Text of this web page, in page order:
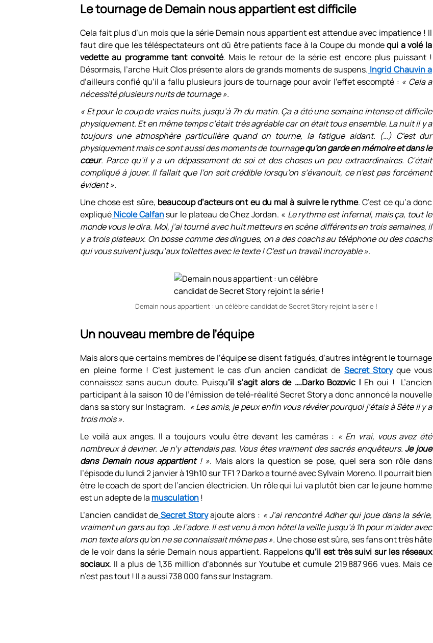
Le tournage de Demain nous appartient est difficile
Cela fait plus d’un mois que la série Demain nous appartient est attendue avec impatience ! Il
faut dire que les téléspectateurs ont dû être patients face à la Coupe du mondequi a volé la
vedette au programme tant convoité. Mais le retour de la série est encore plus puissant !
Désormais, l’arche Huit Clos présente alors de grands moments de suspens. Ingrid Chauvin a
d’ailleurs confié qu’il a fallu plusieurs jours de tournage pour avoir l’effet escompté : « Cela a
nécessité plusieurs nuits de tournage ».
« Et pour le coup de vraies nuits, jusqu’à 7h du matin. Ça a été une semaine intense et difficile
physiquement. Et en même temps c’était très agréable car on était tous ensemble. La nuit il y a
toujours une atmosphère particulière quand on tourne, la fatigue aidant. (…) C’est dur
physiquement mais ce sont aussi des moments de tournage qu’on garde en mémoire et dans le
cœur. Parce qu’il y a un dépassement de soi et des choses un peu extraordinaires. C’était
compliqué à jouer. Il fallait que l’on soit crédible lorsqu’on s’évanouit, ce n’est pas forcément
évident ».
Une chose est sûre, beaucoup d’acteurs ont eu du mal à suivre le rythme. C’est ce qu’a donc
expliqué Nicole Calfansur le plateau de Chez Jordan. « Le rythme est infernal, mais ça, tout le
monde vous le dira. Moi, j’ai tourné avec huit metteurs en scène différents en trois semaines, il
y a trois plateaux. On bosse comme des dingues, on a des coachs au téléphone ou des coachs
qui vous suivent jusqu’aux toilettes avec le texte ! C’est un travail incroyable ».
Demain nous appartient : un célèbre candidat de Secret Story rejoint la série !
Un nouveau membre de l’équipe
Mais alors que certains membres de l’équipe se disent fatigués, d’autres intègrent le tournage
en pleine forme ! C’est justement le cas d’un ancien candidat de Secret Storyque vous
connaissez sans aucun doute. Puisqu‘il s’agit alors de ….Darko Bozovic ! Eh oui ! L’ancien
participant à la saison 10 de l’émission de télé-réalité Secret Story a donc annoncé la nouvelle
dans sa story sur Instagram. « Les amis, je peux enfin vous révéler pourquoi j’étais à Sète il y a
trois mois ».
Le voilà aux anges. Il a toujours voulu être devant les caméras : « En vrai, vous avez été
nombreux à deviner. Je n’y attendais pas. Vous êtes vraiment des sacrés enquêteurs.Je joue
dans Demain nous appartient! ». Mais alors la question se pose, quel sera son rôle dans
l’épisode du lundi 2 janvier à 19h10 sur TF1 ? Darko a tourné avec Sylvain Moreno. Il pourrait bien
être le coach de sport de l’ancien électricien. Un rôle qui lui va plutôt bien car le jeune homme
est un adepte de la musculation !
L’ancien candidat de Secret Storyajoute alors : « J’ai rencontré Adher qui joue dans la série,
vraiment un gars au top. Je l’adore. Il est venu à mon hôtel la veille jusqu’à 1h pour m’aider avec
mon texte alors qu’on ne se connaissait même pas ». Une chose est sûre, ses fans ont très hâte
de le voir dans la série Demain nous appartient. Rappelonsqu’il est très suivi sur les réseaux
sociaux. Il a plus de 1,36 million d’abonnés sur Youtube et cumule 219 887 966 vues. Mais ce
n’est pas tout ! Il a aussi 738 000 fans sur Instagram.